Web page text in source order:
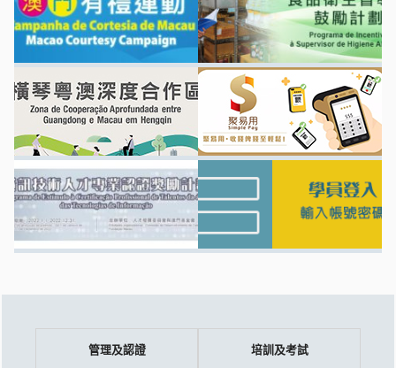
管理及認證
培訓及考試